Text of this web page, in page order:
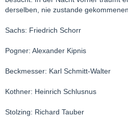
derselben, nie zustande
Sachs: Friedrich Schorr
Pogner: Alexander Kipnis
Beckmesser: Karl Schmitt-Walter
Kothner: Heinrich Schlusnus
Stolzing: Richard Tauber